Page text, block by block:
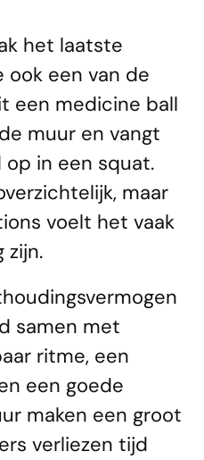
het laatste
een van de
een medicine ball
muur en vangt
in een squat.
maar
voelt het vaak
zijn.
samen met
ritme, een
een goede
maken een groot
verliezen tijd